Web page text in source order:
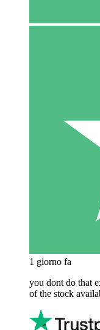
1 giorno fa
you dont do that
of the stock